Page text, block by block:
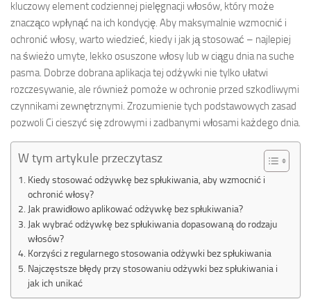
kluczowy element codziennej pielęgnacji włosów, który może
znacząco wpłynąć na ich kondycję. Aby maksymalnie wzmocnić i
ochronić włosy, warto wiedzieć, kiedy i jak ją stosować – najlepiej
na świeżo umyte, lekko osuszone włosy lub w ciągu dnia na suche
pasma. Dobrze dobrana aplikacja tej odżywki nie tylko ułatwi
rozczesywanie, ale również pomoże w ochronie przed szkodliwymi
czynnikami zewnętrznymi. Zrozumienie tych podstawowych zasad
pozwoli Ci cieszyć się zdrowymi i zadbanymi włosami każdego dnia.
W tym artykule przeczytasz
Kiedy stosować odżywkę bez spłukiwania, aby wzmocnić i
ochronić włosy?
Jak prawidłowo aplikować odżywkę bez spłukiwania?
Jak wybrać odżywkę bez spłukiwania dopasowaną do rodzaju
włosów?
Korzyści z regularnego stosowania odżywki bez spłukiwania
Najczęstsze błędy przy stosowaniu odżywki bez spłukiwania i
jak ich unikać